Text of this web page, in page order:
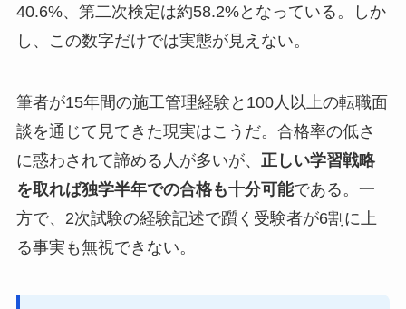
40.6%、第二次検定は約58.2%となっている。しか
し、この数字だけでは実態が見えない。
筆者が15年間の施工管理経験と100人以上の転職面
談を通じて見てきた現実はこうだ。合格率の低さ
に惑わされて諦める人が多いが、 正しい学習戦略
を取れば独学半年での合格も十分可能である。一
方で、2次試験の経験記述で躓く受験者が6割に上
る事実も無視できない。